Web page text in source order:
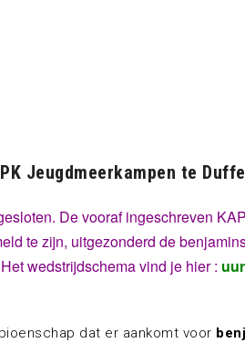
Jeugdmeerkampen te
De vooraf ingeschreven
te zijn, uitgezonderd de
Het wedstrijdschema vind je hier:
dat er aankomt voor